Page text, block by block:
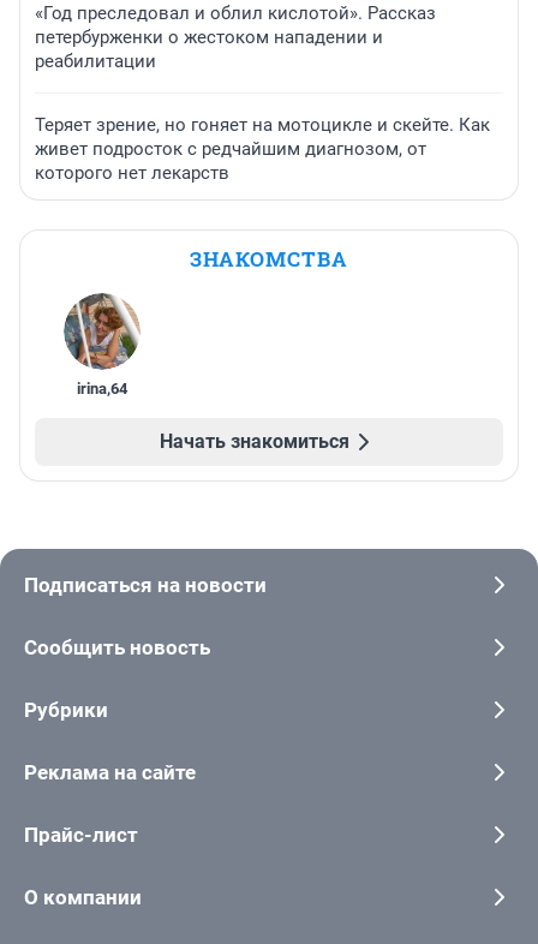
«Год преследовал и облил кислотой». Рассказ
петербурженки о жестоком нападении и
реабилитации
Теряет зрение, но гоняет на мотоцикле и скейте. Как
живет подросток с редчайшим диагнозом, от
которого нет лекарств
ЗНАКОМСТВА
irina,64
Начать знакомиться
Подписаться на новости
Сообщить новость
Рубрики
Реклама на сайте
Прайс-лист
О компании